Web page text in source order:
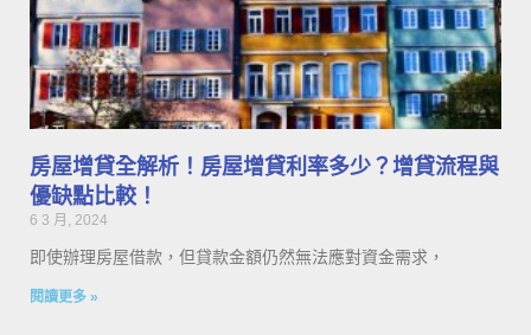
房屋增貸全解析！房屋增貸利率多少？增貸流程與
優缺點比較！
6 3 月, 2024
即使辦理房屋借款，但貸款金額仍然無法應對資金需求，
閱讀更多 »